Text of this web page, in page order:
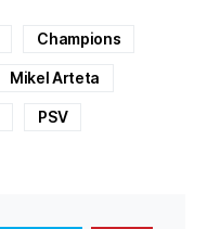
Champions
Mikel Arteta
PSV